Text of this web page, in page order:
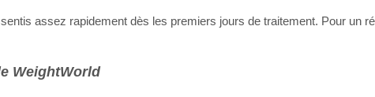
assez rapidement dès les premiers jours de traitement. Pour un
WeightWorld